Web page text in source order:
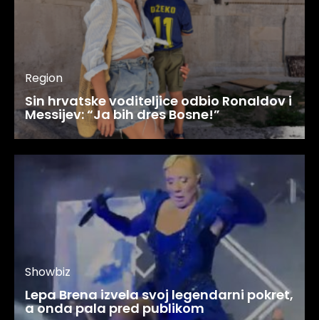
Region
Sin hrvatske voditeljice odbio Ronaldov i
Messijev: “Ja bih dres Bosne!”
Showbiz
Lepa Brena izvela svoj legendarni pokret,
a onda pala pred publikom